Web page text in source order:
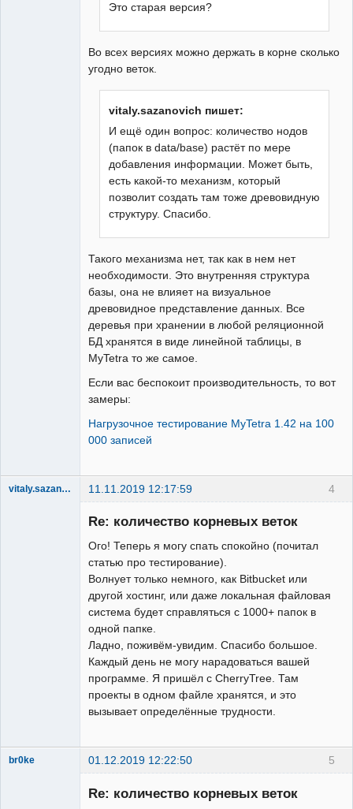
Это старая версия?
Во всех версиях можно держать в корне сколько
угодно веток.
vitaly.sazanovich пишет:
И ещё один вопрос: количество нодов
(папок в data/base) растёт по мере
добавления информации. Может быть,
есть какой-то механизм, который
позволит создать там тоже древовидную
структуру. Спасибо.
Такого механизма нет, так как в нем нет
необходимости. Это внутренняя структура
базы, она не влияет на визуальное
древовидное представление данных. Все
деревья при хранении в любой реляционной
БД хранятся в виде линейной таблицы, в
MyTetra то же самое.
Если вас беспокоит производительность, то вот
замеры:
Нагрузочное тестирование MyTetra 1.42 на 100
000 записей
4
vitaly.sazanovich 11.11.2019 12:17:59
Re: количество корневых веток
Ого! Теперь я могу спать спокойно (почитал
статью про тестирование).
Волнует только немного, как Bitbucket или
другой хостинг, или даже локальная файловая
система будет справляться с 1000+ папок в
одной папке.
Ладно, поживём-увидим. Спасибо большое.
Каждый день не могу нарадоваться вашей
программе. Я пришёл с CherryTree. Там
проекты в одном файле хранятся, и это
вызывает определённые трудности.
5
br0ke 01.12.2019 12:22:50
Re: количество корневых веток